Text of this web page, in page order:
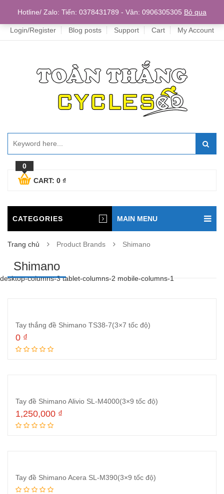
Home
Login/Register Blog posts Support Cart My Account
0
CART: 0 ₫
CATEGORIES MAIN MENU
Trang chủ Product Brands Shimano
Shimano
desktop-columns-3 tablet-columns-2 mobile-columns-1
Tay thắng đề Shimano TS38-7(3×7 tốc độ)
0 ₫
Tay đề Shimano Alivio SL-M4000(3×9 tốc độ)
1,250,000 ₫
Tay đề Shimano Acera SL-M390(3×9 tốc độ)
Hotline/ Zalo: Tiến: 0378431789 - Vân: 0906305305 Bỏ qua